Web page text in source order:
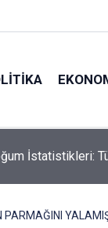
İstatistikleri:
PARMAĞINI